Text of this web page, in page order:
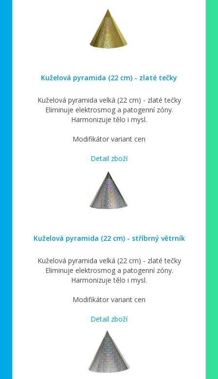
Kuželová pyramida (22 cm) - zlaté tečky
Kuželová pyramida velká (22 cm) - zlaté tečky
Eliminuje elektrosmog a patogenní zóny.
Harmonizuje tělo i mysl.
Modifikátor variant cen
Detail zboží
Kuželová pyramida (22 cm) - stříbrný větrník
Kuželová pyramida velká (22 cm) - zlaté tečky
Eliminuje elektrosmog a patogenní zóny.
Harmonizuje tělo i mysl.
Modifikátor variant cen
Detail zboží